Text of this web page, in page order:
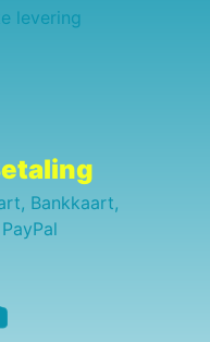
levering
Bankkaart,